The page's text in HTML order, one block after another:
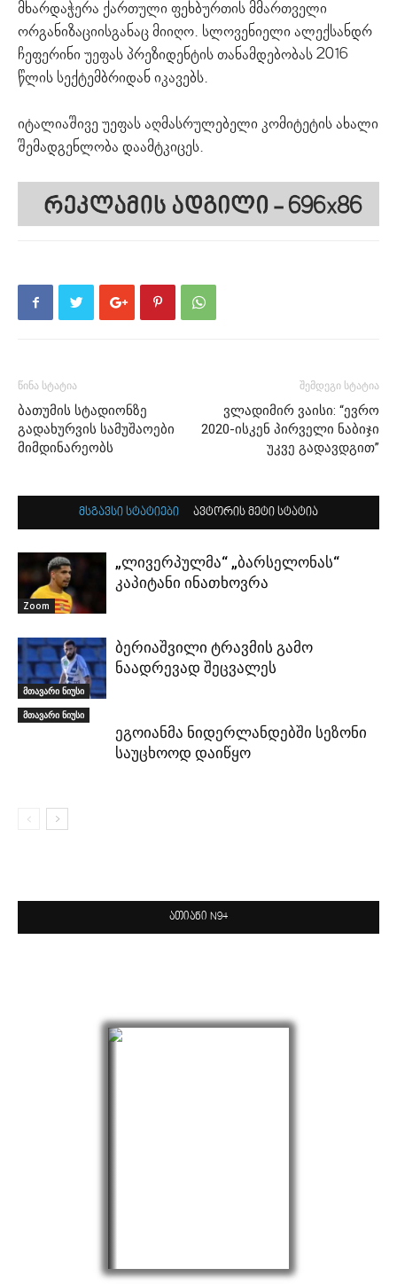
მხარდაჭერა ქართული ფეხბურთის მმართველი
ორგანიზაციისგანაც მიიღო. სლოვენიელი ალექსანდრ
ჩეფერინი უეფას პრეზიდენტის თანამდებობას 2016
წლის სექტემბრიდან იკავებს.
იტალიაშივე უეფას აღმასრულებელი კომიტეტის ახალი
შემადგენლობა დაამტკიცეს.
წინა სტატია
ბათუმის სტადიონზე
გადახურვის სამუშაოები
მიმდინარეობს
შემდეგი სტატია
ვლადიმირ ვაისი: “ევრო
2020-ისკენ პირველი ნაბიჯი
უკვე გადავდგით”
მსგავსი სტატიები ავტორის მეტი სტატია
Zoom
„ლივერპულმა“ „ბარსელონას“
კაპიტანი ინათხოვრა
მთავარი ნიუსი
ბერიაშვილი ტრავმის გამო
ნაადრევად შეცვალეს
მთავარი ნიუსი
ეგოიანმა ნიდერლანდებში სეზონი
საუცხოოდ დაიწყო
ათიანი N94